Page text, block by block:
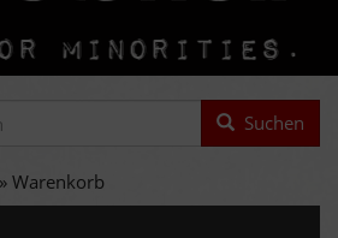
Suchen
» Warenkorb